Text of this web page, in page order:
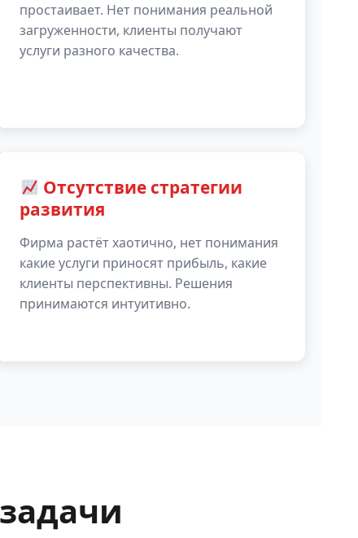
простаивает. Нет понимания реальной
загруженности, клиенты получают
услуги разного качества.
Отсутствие стратегии
развития
Фирма растёт хаотично, нет понимания
какие услуги приносят прибыль, какие
клиенты перспективны. Решения
принимаются интуитивно.